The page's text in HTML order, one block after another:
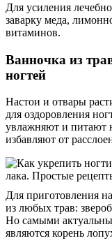
Для усиления
заварку меда,
витаминов.
Ванночка из
ногтей
Настои и отвары
для оздоровления
увлажняют и питают
избавляют от
Для приготовления
из любых трав:
Но самыми
являются корень